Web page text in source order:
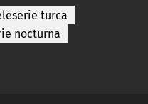
turca
nocturna